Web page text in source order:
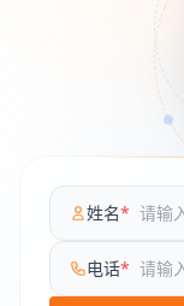
姓名*
电话*